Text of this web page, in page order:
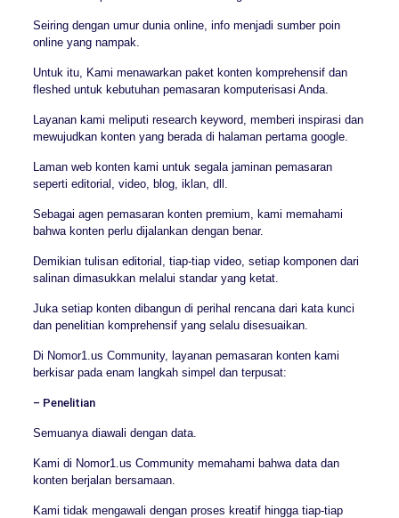
Seiring dengan umur dunia online, info menjadi sumber poin
online yang nampak.
Untuk itu, Kami menawarkan paket konten komprehensif dan
fleshed untuk kebutuhan pemasaran komputerisasi Anda.
Layanan kami meliputi research keyword, memberi inspirasi dan
mewujudkan konten yang berada di halaman pertama google.
Laman web konten kami untuk segala jaminan pemasaran
seperti editorial, video, blog, iklan, dll.
Sebagai agen pemasaran konten premium, kami memahami
bahwa konten perlu dijalankan dengan benar.
Demikian tulisan editorial, tiap-tiap video, setiap komponen dari
salinan dimasukkan melalui standar yang ketat.
Juka setiap konten dibangun di perihal rencana dari kata kunci
dan penelitian komprehensif yang selalu disesuaikan.
Di Nomor1.us Community, layanan pemasaran konten kami
berkisar pada enam langkah simpel dan terpusat:
– Penelitian
Semuanya diawali dengan data.
Kami di Nomor1.us Community memahami bahwa data dan
konten berjalan bersamaan.
Kami tidak mengawali dengan proses kreatif hingga tiap-tiap